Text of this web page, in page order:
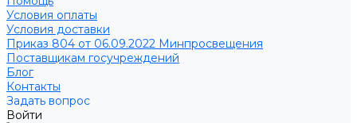
Условия оплаты
Условия доставки
Приказ 804 от 06.09.2022 Минпросвещения
Поставщикам госучреждений
Блог
Контакты
Задать вопрос
Войти